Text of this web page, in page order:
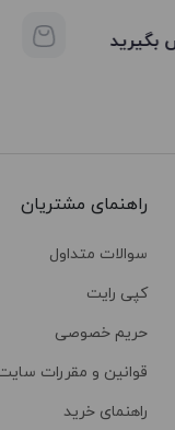
بگیرید
راهنمای مشتریان
سوالات متداول
کپی رایت
حریم خصوصی
قوانین و مقررات
راهنمای خرید